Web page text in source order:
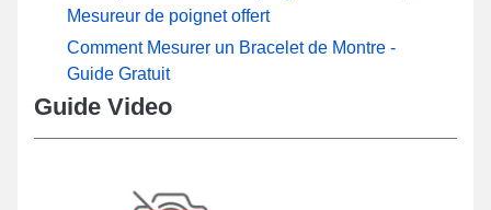
Mesureur de poignet offert
Comment Mesurer un Bracelet de Montre -
Guide Gratuit
Guide Video